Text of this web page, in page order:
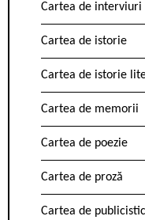
Cartea de interviuri
Cartea de istorie
Cartea de istorie
Cartea de memorii
Cartea de poezie
Cartea de proză
Cartea de